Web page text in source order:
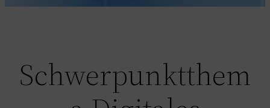
Schwerpunktthem